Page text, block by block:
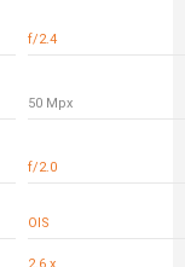
f/2.4
50 Mpx
f/2.0
OIS